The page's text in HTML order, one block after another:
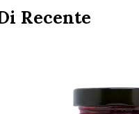
Recente